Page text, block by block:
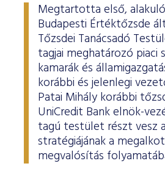
Megtartotta első,
Budapesti Értéktőzsde
Tőzsdei Tanácsadó
tagjai meghatározó piaci
kamarák és
korábbi és jelenlegi
Patai Mihály korábbi
UniCredit Bank elnök-
tagú testület részt vesz
stratégiájának a
megvalósítás